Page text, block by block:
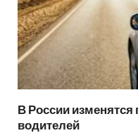
В России изменятся
водителей